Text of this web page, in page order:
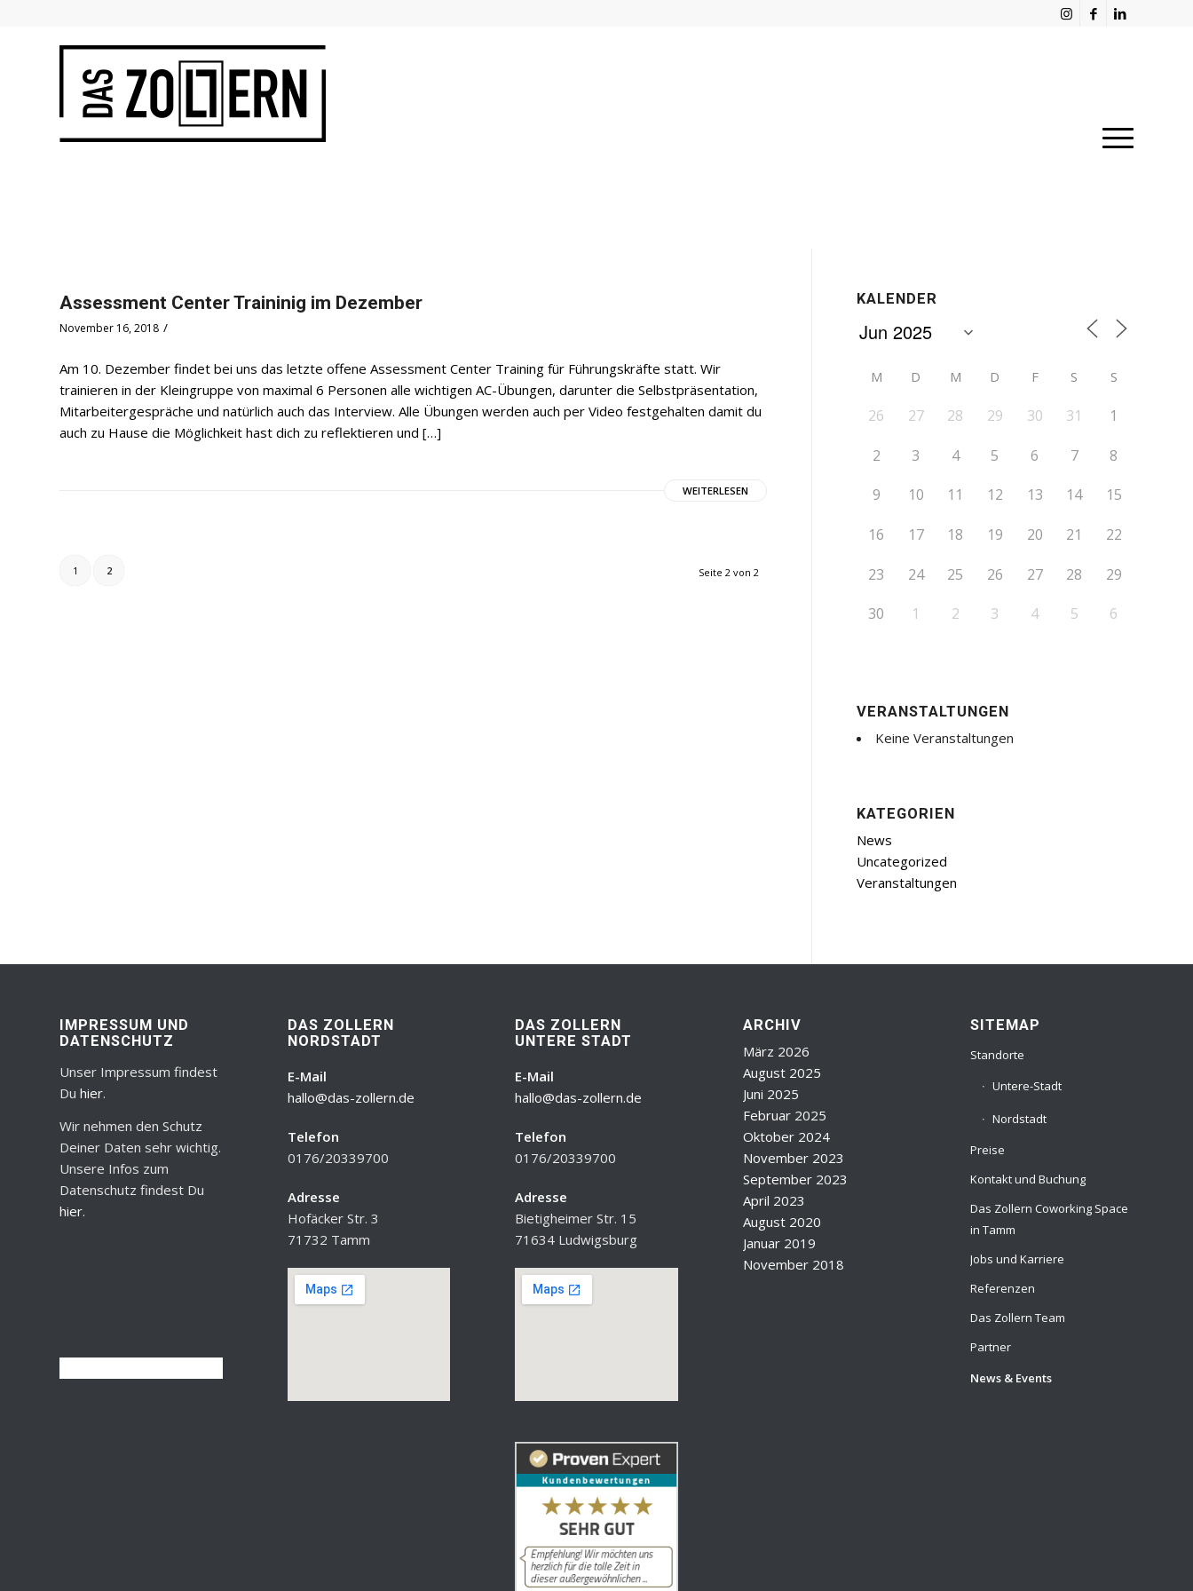
Assessment Center Traininig im Dezember
November 16, 2018 /
Am 10. Dezember findet bei uns das letzte offene Assessment Center Training für Führungskräfte statt. Wir
trainieren in der Kleingruppe von maximal 6 Personen alle wichtigen AC-Übungen, darunter die Selbstpräsentation,
Mitarbeitergespräche und natürlich auch das Interview. Alle Übungen werden auch per Video festgehalten damit du
auch zu Hause die Möglichkeit hast dich zu reflektieren und […]
WEITERLESEN
Seite 2 von 2
1 2
KALENDER
M D M D F S S
26 27 28 29 30 31 1
2 3 4 5 6 7 8
9 10 11 12 13 14 15
16 17 18 19 20 21 22
23 24 25 26 27 28 29
30 1 2 3 4 5 6
VERANSTALTUNGEN
Keine Veranstaltungen
KATEGORIEN
News
Uncategorized
Veranstaltungen
IMPRESSUM UND
DATENSCHUTZ
Unser Impressum findest
Du hier.
Wir nehmen den Schutz
Deiner Daten sehr wichtig.
Unsere Infos zum
Datenschutz findest Du
hier.
DAS ZOLLERN
NORDSTADT
E-Mail
hallo@das-zollern.de
Telefon
0176/20339700
Adresse
Hofäcker Str. 3
71732 Tamm
DAS ZOLLERN
UNTERE STADT
E-Mail
hallo@das-zollern.de
Telefon
0176/20339700
Adresse
Bietigheimer Str. 15
71634 Ludwigsburg
ARCHIV
März 2026
August 2025
Juni 2025
Februar 2025
Oktober 2024
November 2023
September 2023
April 2023
August 2020
Januar 2019
November 2018
SITEMAP
Standorte
Untere-Stadt
Nordstadt
Preise
Kontakt und Buchung
Das Zollern Coworking Space
in Tamm
Jobs und Karriere
Referenzen
Das Zollern Team
Partner
News & Events